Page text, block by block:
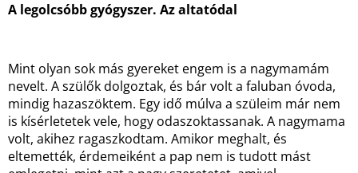
A legolcsóbb gyógyszer. Az altatódal
Mint olyan sok más gyereket engem is a nagymamám
nevelt. A szülők dolgoztak, és bár volt a faluban óvoda,
mindig hazaszöktem. Egy idő múlva a szüleim már nem
is kísérletetek vele, hogy odaszoktassanak. A nagymama
volt, akihez ragaszkodtam. Amikor meghalt, és
eltemették, érdemeiként a pap nem is tudott mást